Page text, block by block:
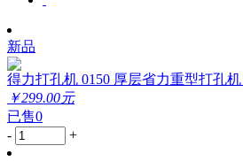
新品
得力打孔机 0150 厚层省力重型打孔
￥299.00元
已售0
-
+